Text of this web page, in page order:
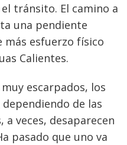
tránsito. El camino a
una pendiente
más esfuerzo físico
Calientes.
escarpados, los
de las
a veces, desaparecen
pasado que uno va